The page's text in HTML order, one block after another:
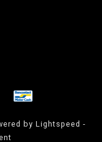
by Lightspeed -